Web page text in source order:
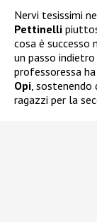
Nervi tesissimi
Pettinelli
cosa è successo
un passo
professoressa
Opi, sostenendo
ragazzi per la